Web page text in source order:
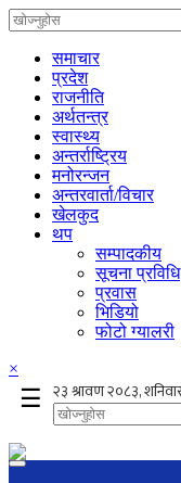
समाचार
प्रदेश
राजनीति
अर्थतन्त्र
स्वास्थ्य
अन्तर्राष्ट्रिय
मनोरन्जन
अन्तरवार्ता/विचार
खेलकुद
थप
सम्पादकीय
सूचना प्रविधि
प्रवास
भिडियो
फोटो ग्यालरी
×
☰